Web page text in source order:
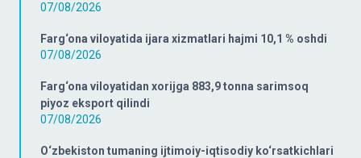
07/08/2026
Farg‘ona viloyatida ijara xizmatlari hajmi 10,1 % oshdi
07/08/2026
Farg‘ona viloyatidan xorijga 883,9 tonna sarimsoq
piyoz eksport qilindi
07/08/2026
O‘zbekiston tumaning ijtimoiy-iqtisodiy ko‘rsatkichlari